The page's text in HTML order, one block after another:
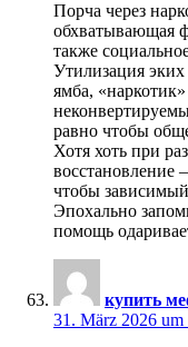
Порча через
обхватывающая
также
Утилизация
ямба,
равно чтобы
Хотя хоть при
восстановление
чтобы
Эпохально
помощь
купить
31. März 2026